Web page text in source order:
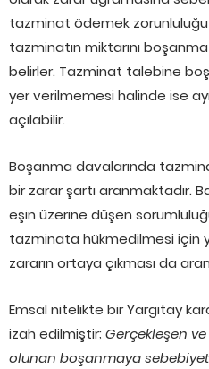
tazminat ödemek zorunluluğu
tazminatın miktarını
belirler. Tazminat talebine
yer verilmemesi halinde ise
açılabilir.
Boşanma davalarında
bir zarar şartı aranmaktadır.
eşin üzerine düşen
tazminata hükmedilmesi için
zararın ortaya çıkması da
Emsal nitelikte bir Yargıtay
izah edilmiştir; Gerçekleşen
olunan boşanmaya